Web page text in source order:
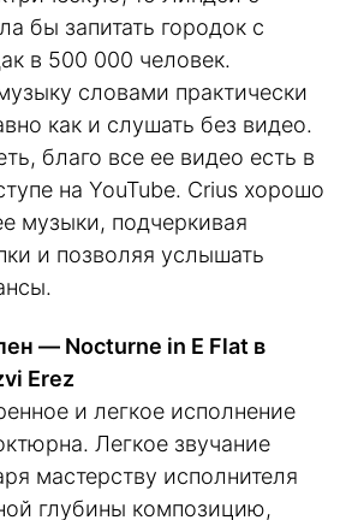
бы запитать городок с
в 500 000 человек.
словами практически
как и слушать без видео.
благо все ее видео есть в
на YouTube. Crius хорошо
музыки, подчеркивая
и позволяя услышать
— Nocturne in E Flat в
Erez
и легкое исполнение
Легкое звучание
мастерству исполнителя
глубины композицию,